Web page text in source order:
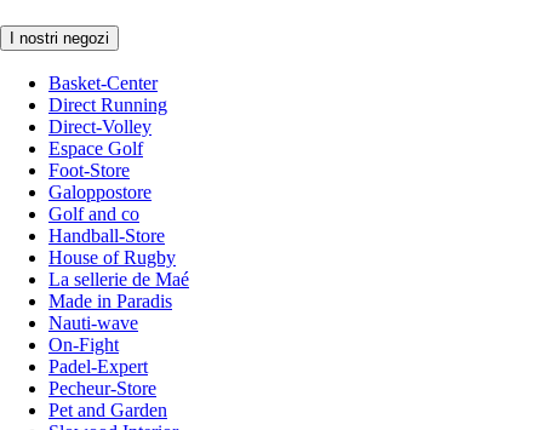
I nostri negozi
Basket-Center
Direct Running
Direct-Volley
Espace Golf
Foot-Store
Galoppostore
Golf and co
Handball-Store
House of Rugby
La sellerie de Maé
Made in Paradis
Nauti-wave
On-Fight
Padel-Expert
Pecheur-Store
Pet and Garden